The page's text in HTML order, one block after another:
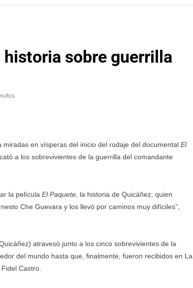
historia sobre guerrilla
en vísperas del inicio del rodaje del documental El
a los sobrevivientes de la guerrilla del comandante
la película El Paquete , la historia de Quicáñez, quien
Che Guevara y los llevó por caminos muy difíciles”,
atravesó junto a los cinco sobrevivientes de la
del mundo hasta que, finalmente, fueron recibidos en La
Castro.